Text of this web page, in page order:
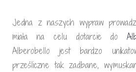
Jedna z naszych wypraw
miała na celu dotarcie do
Alberobello jest bardzo
prześliczne tak zadbane,